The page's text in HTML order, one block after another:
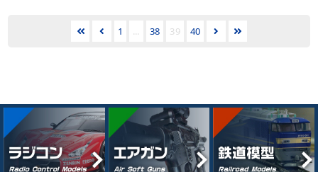
1 ... 38 39 40